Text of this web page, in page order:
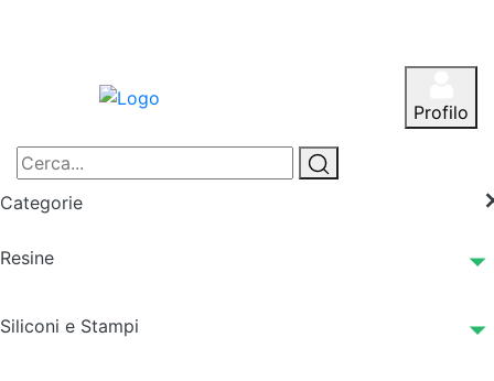
Profilo
Categorie
Resine
Siliconi e Stampi